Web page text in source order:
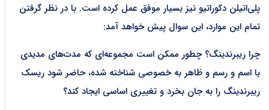
پلی‌اتیلن دکوراتیو نیز بسیار موفق عمل کرده است. با در نظر گرفتن
تمام این موارد، این سوال پیش خواهد آمد:
چرا ریبرندینگ؟ چطور ممکن است مجموعه‌ای که مدت‌های مدیدی
با اسم و رسم و ظاهر به خصوصی شناخته شده، حاضر شود ریسک
ریبرندینگ را به جان بخرد و تغییری اساسی ایجاد کند؟